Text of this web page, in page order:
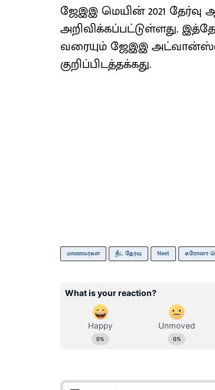
ஜேஇஇ மெயின் 2021
அறிவிக்கப்பட்டுள்ளது.
வரையும் ஜேஇஇ
குறிப்பிடத்தக்கது.
மாணவர்கள் நீட் தேர்வு Neet கரோனா